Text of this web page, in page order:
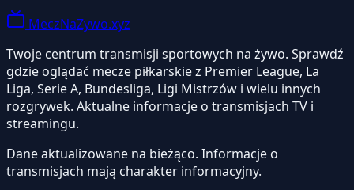
MeczNaZywo.xyz
Twoje centrum transmisji sportowych na żywo. Sprawdź
gdzie oglądać mecze piłkarskie z Premier League, La
Liga, Serie A, Bundesliga, Ligi Mistrzów i wielu innych
rozgrywek. Aktualne informacje o transmisjach TV i
streamingu.
Dane aktualizowane na bieżąco. Informacje o
transmisjach mają charakter informacyjny.